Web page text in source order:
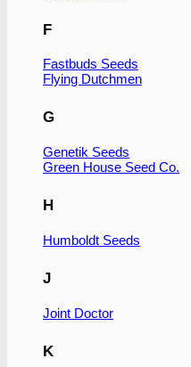
F
Fastbuds Seeds
Flying Dutchmen
G
Genetik Seeds
Green House Seed Co.
H
Humboldt Seeds
J
Joint Doctor
K